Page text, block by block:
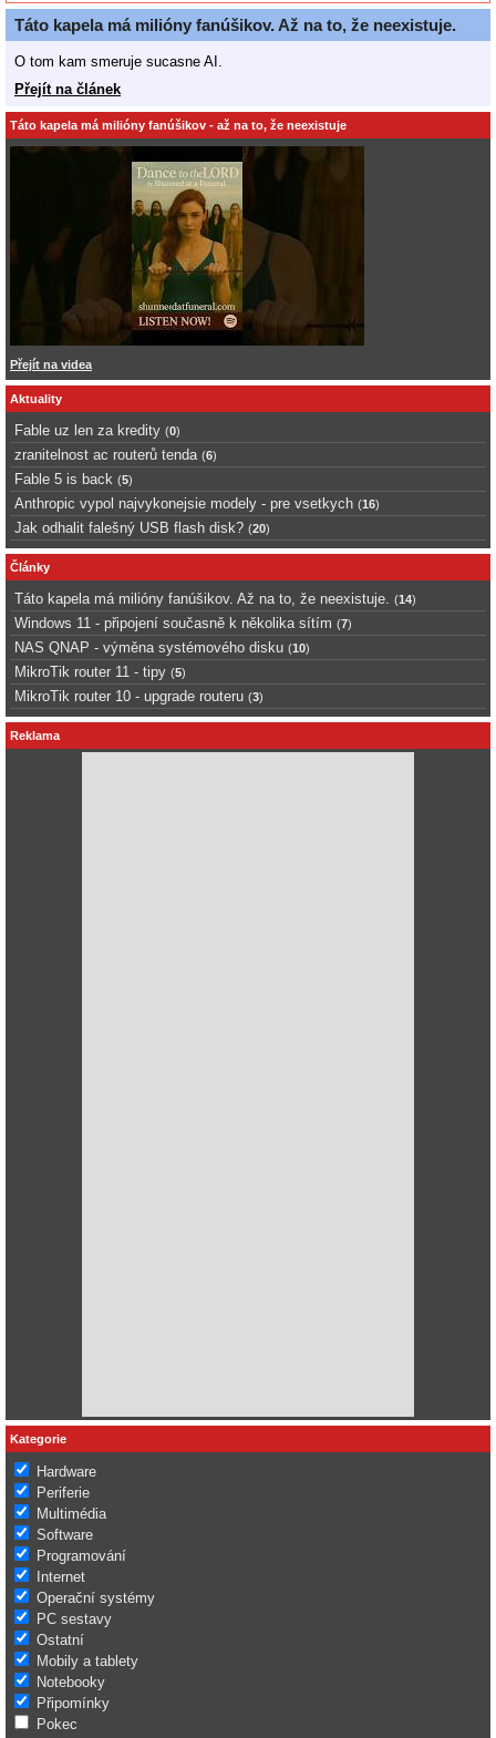
Táto kapela má milióny fanúšikov. Až na to, že neexistuje.
O tom kam smeruje sucasne AI.
Přejít na článek
Táto kapela má milióny fanúšikov - až na to, že neexistuje
Přejít na videa
Aktuality
Fable uz len za kredity (0)
zranitelnost ac routerů tenda (6)
Fable 5 is back (5)
Anthropic vypol najvykonejsie modely - pre vsetkych (16)
Jak odhalit falešný USB flash disk? (20)
Články
Táto kapela má milióny fanúšikov. Až na to, že neexistuje. (14)
Windows 11 - připojení současně k několika sítím (7)
NAS QNAP - výměna systémového disku (10)
MikroTik router 11 - tipy (5)
MikroTik router 10 - upgrade routeru (3)
Reklama
Kategorie
Hardware
Periferie
Multimédia
Software
Programování
Internet
Operační systémy
PC sestavy
Ostatní
Mobily a tablety
Notebooky
Připomínky
Pokec